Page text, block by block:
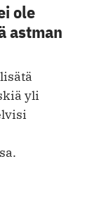
ole
astman
yli